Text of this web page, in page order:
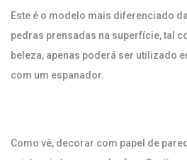
Este é o modelo mais diferenciado
pedras prensadas na superfície, tal
beleza, apenas poderá ser utilizado
com um espanador.
Como vê, decorar com papel de